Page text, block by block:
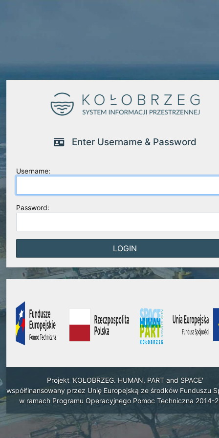
Enter Username & Password
Username:
Password:
Projekt 'KOŁOBRZEG. HUMAN, PART and SPACE'
współfinansowany przez Unię Europejską ze środków Funduszu
w ramach Programu Operacyjnego Pomoc Techniczna 2014-